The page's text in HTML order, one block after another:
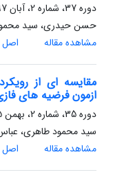
دوره 37، شماره 2، آبان 1397، صفحه
حسن حیدری، سید
مشاهده مقاله
اصل
مقایسه ای از
ازمون فرضیه های
دوره 35، شماره 2، بهمن 1395، صفحه
سید محمود طاهری،
مشاهده مقاله
اصل